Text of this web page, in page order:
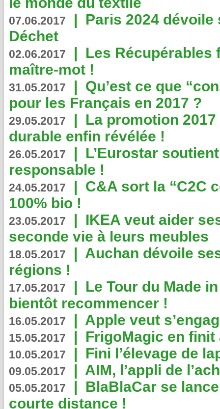
07.06.2017 | Paris 2024
Déchet
02.06.2017 | Les Récupérables
maître-mot !
31.05.2017 | Qu’est ce que
pour les Français en 2017 ?
29.05.2017 | La promotion
durable enfin révélée !
26.05.2017 | L’Eurostar
responsable !
24.05.2017 | C&A sort la “C2C
100% bio !
23.05.2017 | IKEA veut aider
seconde vie à leurs meubles
18.05.2017 | Auchan dévoile
régions !
17.05.2017 | Le Tour du Made
bientôt recommencer !
16.05.2017 | Apple veut
15.05.2017 | FrigoMagic en
10.05.2017 | Fini l’élevage de
09.05.2017 | AIM, l’appli de
05.05.2017 | BlaBlaCar se
courte distance !